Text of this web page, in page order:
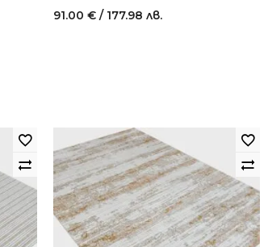
91.00 € / 177.98 лв.